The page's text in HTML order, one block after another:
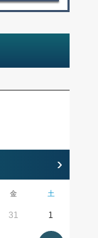
›
金 土
31 1